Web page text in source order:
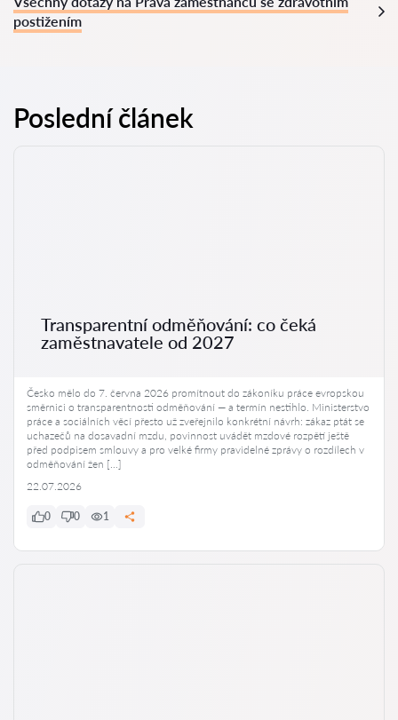
postižením
Poslední článek
Transparentní odměňování: co čeká
zaměstnavatele od 2027
Česko mělo do 7. června 2026 promítnout do zákoníku práce evropskou
směrnici o transparentnosti odměňování — a termín nestihlo. Ministerstvo
práce a sociálních věcí přesto už zveřejnilo konkrétní návrh: zákaz ptát se
uchazečů na dosavadní mzdu, povinnost uvádět mzdové rozpětí ještě
před podpisem smlouvy a pro velké firmy pravidelné zprávy o rozdílech v
odměňování žen […]
22.07.2026
0 0 1